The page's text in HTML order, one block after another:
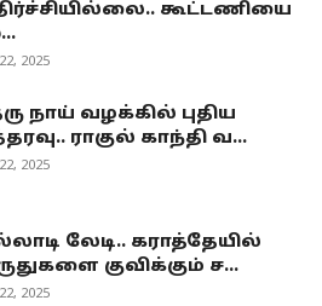
கூட்டணியை
2025
நாய் வழக்கில் புதிய
ராகுல் காந்தி வ...
2025
லேடி.. கராத்தேயில்
குவிக்கும் ச...
2025